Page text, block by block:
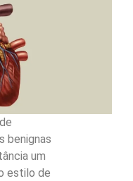
benignas
um
estilo de